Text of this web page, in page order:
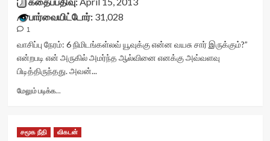
பார்வையிட்டோர்:31,028
1
வாசிப்பு நேரம்: 6 நிமிடங்கள்லவ் யூவுக்கு என்ன வயசு சார் இருக்கும்?”
என்றபடி என் அருகில் அமர்ந்த ஆல்வினை எனக்கு அவ்வளவு
பிடித்திருந்தது. அவன்...
மேலும் படிக்க...
பாசஞ்சர்<div
சமூக நீதி விகடன்